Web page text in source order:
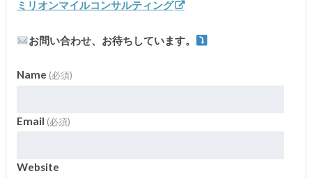
ミリオンマイルコンサルティング
お問い合わせ、お待ちしています。
Name (必須)
Email (必須)
Website